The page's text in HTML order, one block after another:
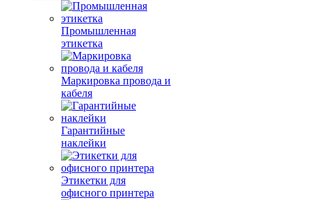
Промышленная
этикетка
Маркировка провода и
кабеля
Гарантийные
наклейки
Этикетки для
офисного принтера